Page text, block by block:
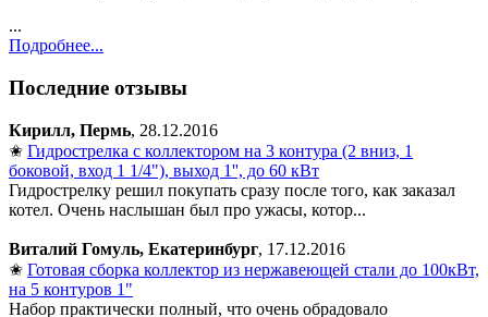
...
Подробнее...
Последние отзывы
Кирилл, Пермь, 28.12.2016
✬ Гидрострелка с коллектором на 3 контура (2 вниз, 1
боковой, вход 1 1/4"), выход 1'', до 60 кВт
Гидрострелку решил покупать сразу после того, как заказал
котел. Очень наслышан был про ужасы, котор...
Виталий Гомуль, Екатеринбург, 17.12.2016
✬ Готовая сборка коллектор из нержавеющей стали до 100кВт,
на 5 контуров 1"
Набор практически полный, что очень обрадовало